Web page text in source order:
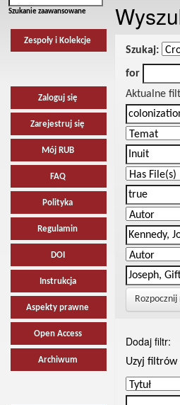
Szukanie zaawansowane
Zespoły i Kolekcje
Zaloguj się
Zarejestruj się
Mój RUB
FAQ
Polityka
Regulamin
DOI
Instrukcja
Aspekty prawne
Open Access
Archiwum
Szukaj:
for
Aktualne
Dodaj filtr:
Uzyj filtrów